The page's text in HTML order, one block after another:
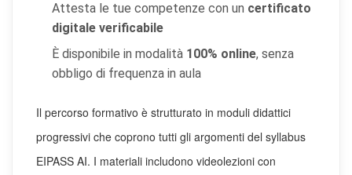
Attesta le tue competenze con un certificato
digitale verificabile
È disponibile in modalità 100% online, senza
obbligo di frequenza in aula
Il percorso formativo è strutturato in moduli didattici
progressivi che coprono tutti gli argomenti del syllabus
EIPASS AI. I materiali includono videolezioni con